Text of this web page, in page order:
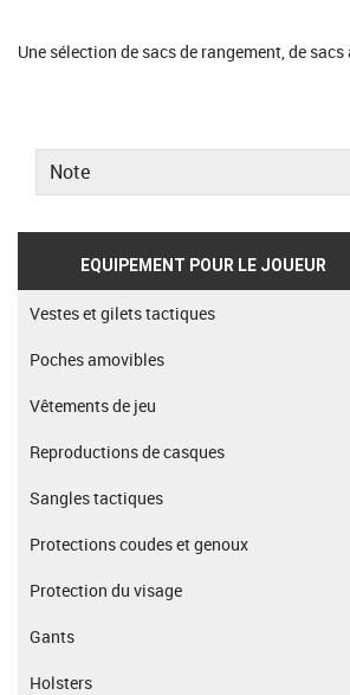
Une sélection de sacs de rangement, de
Note
EQUIPEMENT POUR LE JOUEUR
Vestes et gilets tactiques
Poches amovibles
Vêtements de jeu
Reproductions de casques
Sangles tactiques
Protections coudes et genoux
Protection du visage
Gants
Holsters